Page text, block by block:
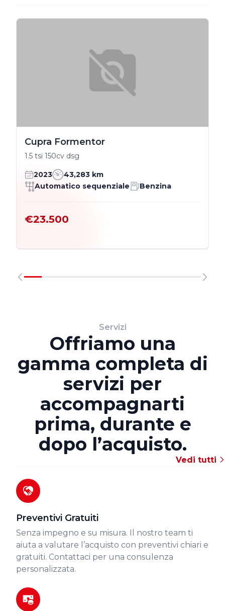
Cupra Formentor
1.5 tsi 150cv dsg
2023
43,283 km
Automatico sequenziale
Benzina
€23.500
Servizi
Offriamo una
gamma completa di
servizi per
accompagnarti
prima, durante e
dopo l’acquisto.
Vedi tutti
Preventivi Gratuiti
Senza impegno e su misura. Il nostro team ti
aiuta a valutare l’acquisto con preventivi chiari e
gratuiti. Contattaci per una consulenza
personalizzata.